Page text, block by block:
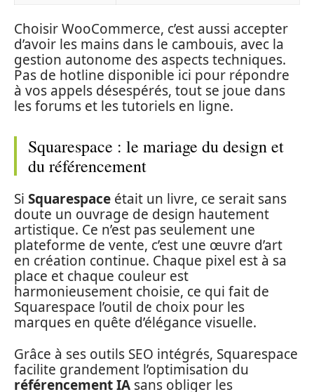
Choisir WooCommerce, c’est aussi accepter
d’avoir les mains dans le cambouis, avec la
gestion autonome des aspects techniques.
Pas de hotline disponible ici pour répondre
à vos appels désespérés, tout se joue dans
les forums et les tutoriels en ligne.
Squarespace : le mariage du design et
du référencement
Si Squarespace était un livre, ce serait sans
doute un ouvrage de design hautement
artistique. Ce n’est pas seulement une
plateforme de vente, c’est une œuvre d’art
en création continue. Chaque pixel est à sa
place et chaque couleur est
harmonieusement choisie, ce qui fait de
Squarespace l’outil de choix pour les
marques en quête d’élégance visuelle.
Grâce à ses outils SEO intégrés, Squarespace
facilite grandement l’optimisation du
référencement IA sans obliger les